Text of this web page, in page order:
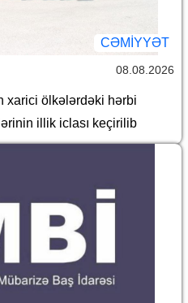
CƏMİYYƏT
08.08.2026
xarici ölkələrdəki hərbi
illik iclası keçirilib